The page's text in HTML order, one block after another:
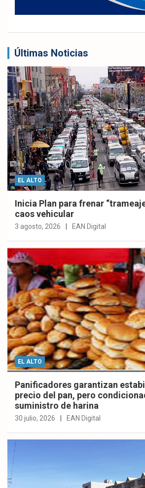
Últimas Noticias
EL ALTO
Inicia Plan para frenar
caos vehicular
3 agosto, 2026 EAN Digital
EL ALTO
Panificadores garantizan
precio del pan, pero
suministro de harina
30 julio, 2026 EAN Digital